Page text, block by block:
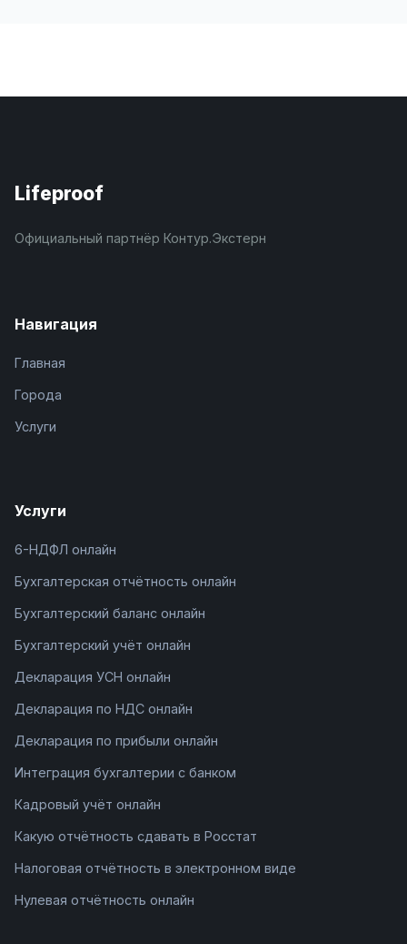
Lifeproof
Официальный партнёр Контур.Экстерн
Навигация
Главная
Города
Услуги
Услуги
6-НДФЛ онлайн
Бухгалтерская отчётность онлайн
Бухгалтерский баланс онлайн
Бухгалтерский учёт онлайн
Декларация УСН онлайн
Декларация по НДС онлайн
Декларация по прибыли онлайн
Интеграция бухгалтерии с банком
Кадровый учёт онлайн
Какую отчётность сдавать в Росстат
Налоговая отчётность в электронном виде
Нулевая отчётность онлайн